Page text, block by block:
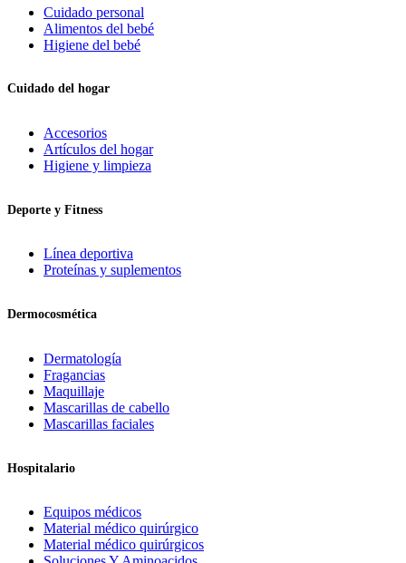
Cuidado personal
Alimentos del bebé
Higiene del bebé
Cuidado del hogar
Accesorios
Artículos del hogar
Higiene y limpieza
Deporte y Fitness
Línea deportiva
Proteínas y suplementos
Dermocosmética
Dermatología
Fragancias
Maquillaje
Mascarillas de cabello
Mascarillas faciales
Hospitalario
Equipos médicos
Material médico quirúrgico
Material médico quirúrgicos